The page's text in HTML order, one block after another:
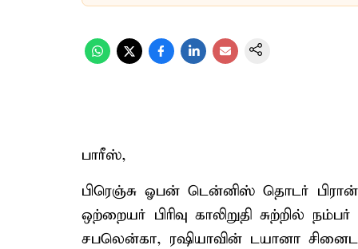
பாரீஸ்,
பிரெஞ்சு ஓபன் டென்னிஸ் தொடர்
ஒற்றையர் பிரிவு காலிறுதி சுற்றில்
சபலென்கா, ரஷியாவின் டயானா